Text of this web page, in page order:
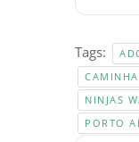
Tags:
NINJAS
PORTO